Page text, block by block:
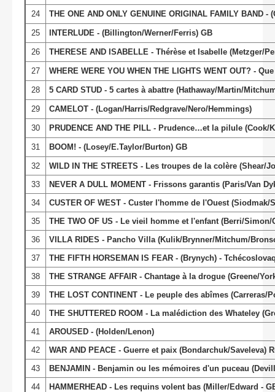
24 THE ONE AND ONLY GENUINE ORIGINAL FAMILY BAND
25 INTERLUDE - (Billington/Werner/Ferris) GB
26 THERESE AND ISABELLE - Thérèse et Isabelle (Metzger/
27 WHERE WERE YOU WHEN THE LIGHTS WENT OUT? -
28 5 CARD STUD - 5 cartes à abattre (Hathaway/Martin/
29 CAMELOT - (Logan/Harris/Redgrave/Nero/Hemmings)
30 PRUDENCE AND THE PILL - Prudence…et la pilule (Cook/
31 BOOM! - (Losey/E.Taylor/Burton) GB
32
WILD IN THE STREETS - Les troupes de la colère (Shear/
33
NEVER A DULL MOMENT - Frissons garantis (Paris/Van
34
CUSTER OF WEST - Custer l'homme de l'Ouest (Siodmak/
35
THE TWO OF US - Le vieil homme et l'enfant (Berri/Simon/
36
VILLA RIDES - Pancho Villa (Kulik/Brynner/Mitchum/
37
THE FIFTH HORSEMAN IS FEAR - (Brynych) -
38
THE STRANGE AFFAIR - Chantage à la drogue (Greene/
39
THE LOST CONTINENT - Le peuple des abîmes (Carreras/
40
THE SHUTTERED ROOM - La malédiction des Whateley
41
AROUSED - (Holden/Lenon)
42
WAR AND PEACE - Guerre et paix (Bondarchuk/Saveleva)
43
BENJAMIN - Benjamin ou les mémoires d'un puceau
44
HAMMERHEAD - Les requins volent bas (Miller/Edward -